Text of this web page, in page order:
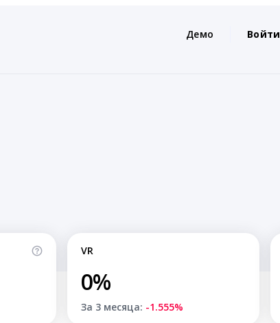
Демо Войти
VR
0%
За 3 месяца: -1.555%